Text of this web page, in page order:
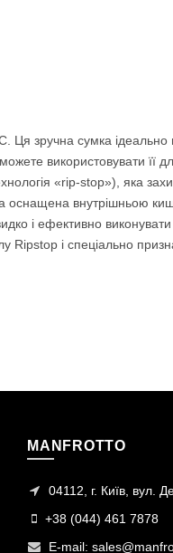
Ця зручна сумка ідеально
використовувати її
«rip-stop»), яка
оснащена внутрішньою
і ефективно
Ripstop і спеціально
MANFROTTO
04112, г. Київ, вул.
+38 (044) 461 7878
E-mail: